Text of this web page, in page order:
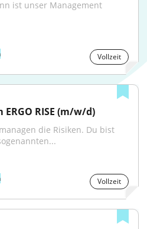
Vollzeit
RISE (m/w/d)
die Risiken. Du bist
Vollzeit